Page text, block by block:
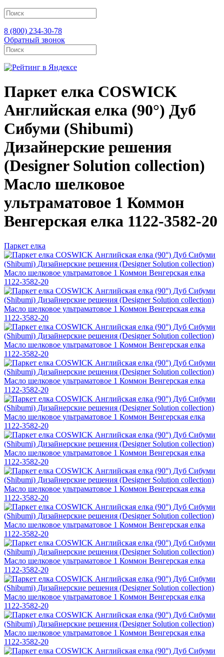
8 (800) 234-30-78
Обратный звонок
Паркет елка COSWICK
Английская елка (90°) Дуб
Сибуми (Shibumi)
Дизайнерские решения
(Designer Solution collection)
Масло шелковое
ультраматовое 1 Коммон
Венгерская елка 1122-3582-20
Паркет елка